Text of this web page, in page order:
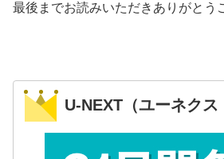
最後までお読みいただきありがとう
U-NEXT（ユーネクス